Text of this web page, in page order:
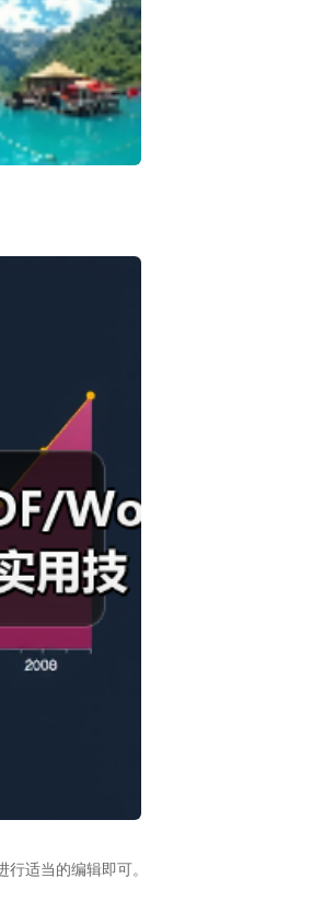
适当的编辑即可。